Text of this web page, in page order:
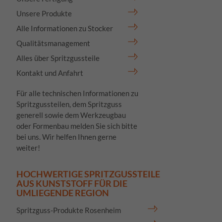
Unsere Produkte
Alle Informationen zu Stocker
Qualitätsmanagement
Alles über Spritzgussteile
Kontakt und Anfahrt
Für alle technischen Informationen zu
Spritzgussteilen, dem Spritzguss
generell sowie dem Werkzeugbau
oder Formenbau melden Sie sich bitte
bei uns. Wir helfen Ihnen gerne
weiter!
HOCHWERTIGE SPRITZGUSSTEILE
AUS KUNSTSTOFF FÜR DIE
UMLIEGENDE REGION
Spritzguss-Produkte Rosenheim